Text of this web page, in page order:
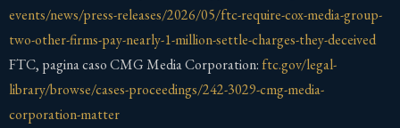
events/news/press-releases/2026/05/ftc-require-cox-media-group-
two-other-firms-pay-nearly-1-million-settle-charges-they-deceived
FTC, pagina caso CMG Media Corporation: ftc.gov/legal-
library/browse/cases-proceedings/242-3029-cmg-media-
corporation-matter